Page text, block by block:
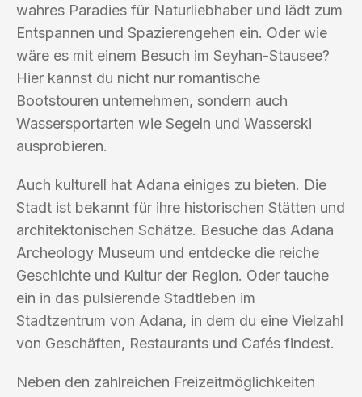
wahres Paradies für Naturliebhaber und lädt zum
Entspannen und Spazierengehen ein. Oder wie
wäre es mit einem Besuch im Seyhan-Stausee?
Hier kannst du nicht nur romantische
Bootstouren unternehmen, sondern auch
Wassersportarten wie Segeln und Wasserski
ausprobieren.
Auch kulturell hat Adana einiges zu bieten. Die
Stadt ist bekannt für ihre historischen Stätten und
architektonischen Schätze. Besuche das Adana
Archeology Museum und entdecke die reiche
Geschichte und Kultur der Region. Oder tauche
ein in das pulsierende Stadtleben im
Stadtzentrum von Adana, in dem du eine Vielzahl
von Geschäften, Restaurants und Cafés findest.
Neben den zahlreichen Freizeitmöglichkeiten